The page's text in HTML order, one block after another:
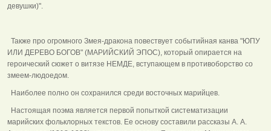
девушки)".
Также про огромного Змея-дракона повествует событийная канва "ЮПУ
ИЛИ ДЕРЕВО БОГОВ" (МАРИЙСКИЙ ЭПОС), который опирается на
героический сюжет о витязе НЕМДЕ, вступающем в противоборство со
змеем-людоедом.
Наиболее полно он сохранился среди восточных марийцев.
Настоящая поэма является первой попыткой систематизации
марийских фольклорных текстов. Ее основу составили рассказы А. А.